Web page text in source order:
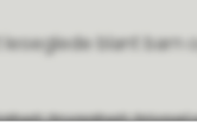
leseglede blant
trygghet,